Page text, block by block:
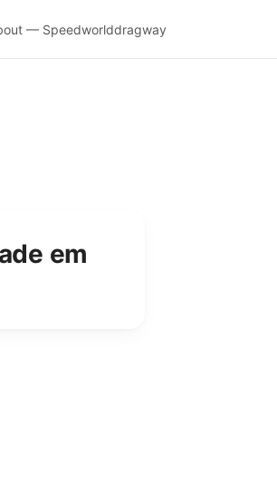
— Speedworlddragway
em